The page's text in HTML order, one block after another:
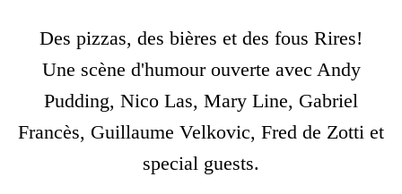
Des pizzas, des bières et des fous Rires!
Une scène d'humour ouverte avec Andy
Pudding, Nico Las, Mary Line, Gabriel
Francès, Guillaume Velkovic, Fred de Zotti et
special guests.